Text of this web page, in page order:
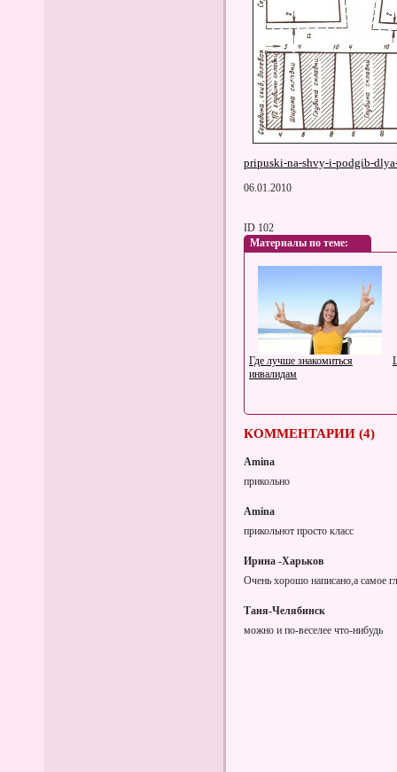
pripuski-na-shvy-i-podgib-
06.01.2010
ID 102
Материалы по теме:
Где лучше знакомиться
инвалидам
анимации слотов в казино
КОММЕНТАРИИ (4)
Amina
прикольно
Amina
прикольнот просто класс
Ирина -Харьков
Очень хорошо написано,а самое
Таня-Челябинск
можно и по-веселее что-нибудь